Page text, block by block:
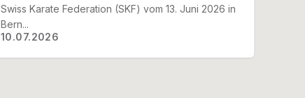
10.07.2026
Swiss Karate Federation (SKF) vom 13. Juni 2026 in
Bern...